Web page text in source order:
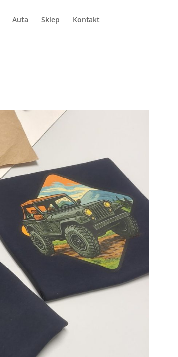
Auta Sklep Kontakt